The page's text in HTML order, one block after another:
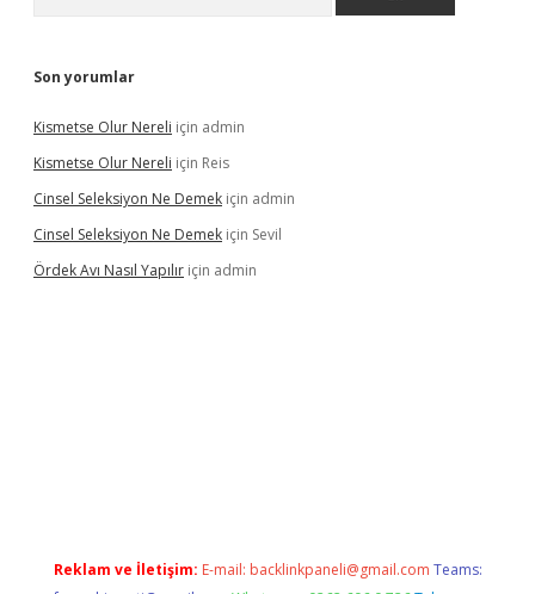
Son yorumlar
Kismetse Olur Nereli için admin
Kismetse Olur Nereli için Reis
Cinsel Seleksiyon Ne Demek için admin
Cinsel Seleksiyon Ne Demek için Sevil
Ördek Avı Nasıl Yapılır için admin
Reklam ve İletişim: E-mail: backlinkpaneli@gmail.com Teams: